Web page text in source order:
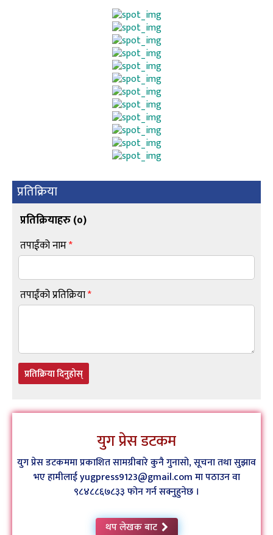
प्रतिक्रिया
प्रतिक्रियाहरु (०)
तपाईंको नाम*
तपाईंको प्रतिक्रिया*
प्रतिक्रिया दिनुहोस्
युग प्रेस डटकम
युग प्रेस डटकममा प्रकाशित सामग्रीबारे कुनै गुनासो, सूचना तथा सुझाव
भए हामीलाई yugpress9123@gmail.com मा पठाउन वा
९८४८८६७८३३ फोन गर्न सक्नुहुनेछ ।
थप लेखक बाट